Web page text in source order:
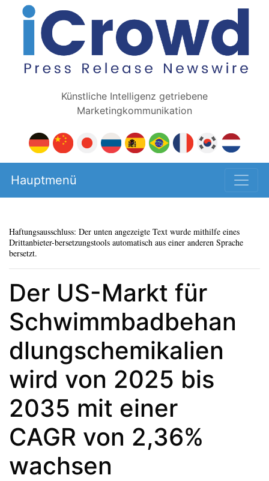
Künstliche Intelligenz getriebene
Marketingkommunikation
Hauptmenü
Haftungsausschluss: Der unten angezeigte Text wurde mithilfe eines
Drittanbieter-bersetzungstools automatisch aus einer anderen Sprache
bersetzt.
Der US-Markt für
Schwimmbadbehan
dlungschemikalien
wird von 2025 bis
2035 mit einer
CAGR von 2,36%
wachsen